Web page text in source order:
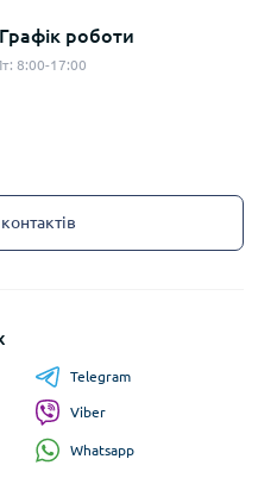
Графік роботи
8:00-17:00
Telegram
Viber
Whatsapp